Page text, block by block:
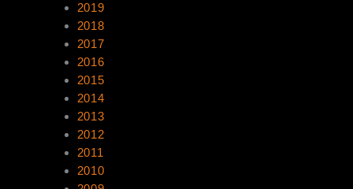
2019
2018
2017
2016
2015
2014
2013
2012
2011
2010